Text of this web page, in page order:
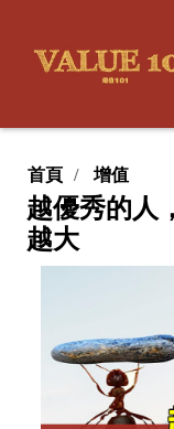
首頁 增值
越優秀的人
越大